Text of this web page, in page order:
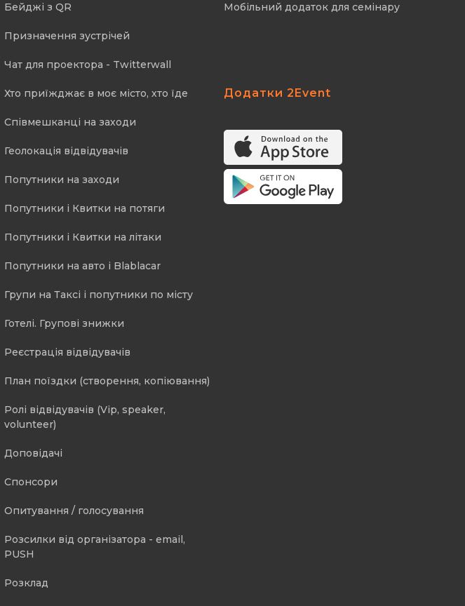
Бейджі з QR
Призначення зустрічей
Чат для проектора - Twitterwall
Хто приїжджає в моє місто, хто їде
Співмешканці на заходи
Геолокація відвідувачів
Попутники на заходи
Попутники і Квитки на потяги
Попутники і Квитки на літаки
Попутники на авто і Blablacar
Групи на Таксі і попутники по місту
Готелі. Групові знижки
Реєстрація відвідувачів
План поїздки (створення, копіювання)
Ролі відвідувачів (Vip, speaker,
volunteer)
Доповідачі
Спонсори
Опитування / голосування
Розсилки від організатора - email,
PUSH
Розклад
Мобільний додаток для семінару
Додатки 2Event